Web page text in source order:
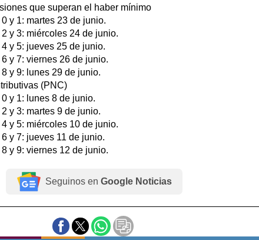
que superan el haber mínimo
y 1: martes 23 de junio.
y 3: miércoles 24 de junio.
y 5: jueves 25 de junio.
y 7: viernes 26 de junio.
y 9: lunes 29 de junio.
(PNC)
y 1: lunes 8 de junio.
y 3: martes 9 de junio.
y 5: miércoles 10 de junio.
y 7: jueves 11 de junio.
y 9: viernes 12 de junio.
Seguinos en Google Noticias